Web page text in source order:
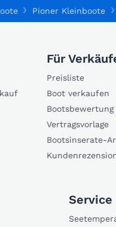
Pioner Kleinboote
Für
Preisliste
Boot verkaufen
Bootsbewertung
Vertragsvorlage
Bootsinserate-
Service